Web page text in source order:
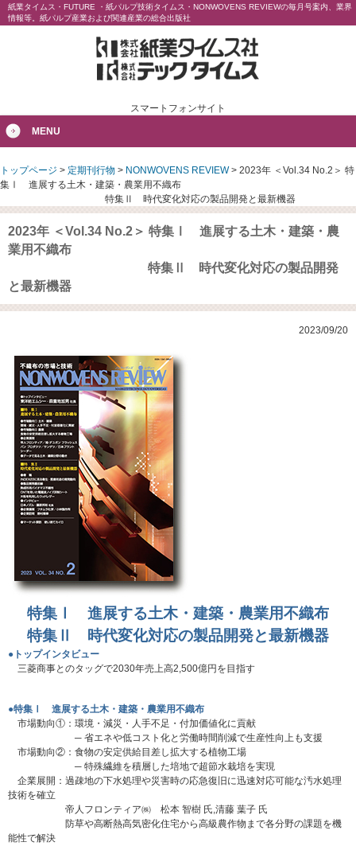
紙業タイムス・FUTURE ・紙パルプ技術タイムス・NONWOVENS REVIEWの毎月号案内、業界
情報等。紙パルプ産業および関連産業の総合出版社
スマートフォンサイト
MENU
トップページ > 定期刊行物 > NONWOVENS REVIEW> 2023年 ＜Vol.34 No.2＞ 特
集Ⅰ 進展する土木・建築・農業用不織布
特集Ⅱ 時代変化対応の製品開発と最新機器
2023年 ＜Vol.34 No.2＞ 特集Ⅰ 進展する土木・建築・農
業用不織布
特集Ⅱ 時代変化対応の製品開発
と最新機器
2023/09/20
特集Ⅰ 進展する土木・建築・農業用不織布
特集Ⅱ 時代変化対応の製品開発と最新機器
●トップインタビュー
三菱商事とのタッグで2030年売上高2,500億円を目指す
●特集Ⅰ 進展する土木・建築・農業用不織布
市場動向①：環境・減災・人手不足・付加価値化に貢献
─ 省エネや低コスト化と労働時間削減で生産性向上も支援
市場動向②：食物の安定供給目差し拡大する植物工場
─ 特殊繊維を積層した培地で超節水栽培を実現
企業展開：過疎地の下水処理や災害時の応急復旧に迅速対応可能な汚水処理
技術を確立
帝人フロンティア㈱ 松本 智樹 氏,清藤 葉子 氏
防草や高断熱高気密化住宅から高級農作物まで各分野の課題を機
能性で解決